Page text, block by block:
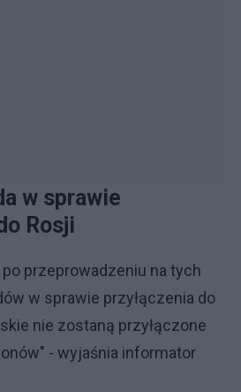
w sprawie
Rosji
przeprowadzeniu na tych
w sprawie przyłączenia do
nie zostaną przyłączone
- wyjaśnia informator